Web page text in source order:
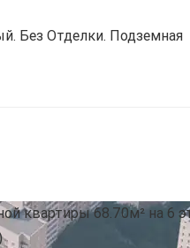
Без Отделки. Подземная